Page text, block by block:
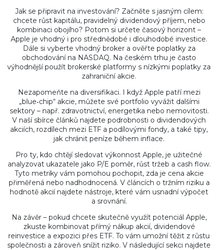
Jak se připravit na investování? Začněte s jasným cílem:
chcete růst kapitálu, pravidelný dividendový příjem, nebo
kombinaci obojího? Potom si určete časový horizont –
Apple je vhodný i pro střednědobé i dlouhodobé investice.
Dále si vyberte vhodný broker a ověřte poplatky za
obchodování na NASDAQ. Na českém trhu je často
výhodnější použít brokerské platformy s nízkými poplatky za
zahraniční akcie.
Nezapomeňte na diversifikaci. I když Apple patří mezi
„blue‑chip“ akcie, můžete své portfolio vyvážit dalšími
sektory – např. zdravotnictví, energetika nebo nemovitosti.
V naší sbírce článků najdete podrobnosti o dividendových
akciích, rozdílech mezi ETF a podílovými fondy, a také tipy,
jak chránit peníze během inflace.
Pro ty, kdo chtějí sledovat výkonnost Apple, je užitečné
analyzovat ukazatele jako P/E poměr, růst tržeb a cash flow.
Tyto metriky vám pomohou pochopit, zda je cena akcie
přiměřená nebo nadhodnocená. V článcích o tržním riziku a
hodnotě akcií najdete nástroje, které vám usnadní výpočet
a srovnání.
Na závěr – pokud chcete skutečně využít potenciál Apple,
zkuste kombinovat přímý nákup akcií, dividendové
reinvestice a expozici přes ETF. To vám umožní těžit z růstu
společnosti a zároveň snížit riziko. V následující sekci najdete